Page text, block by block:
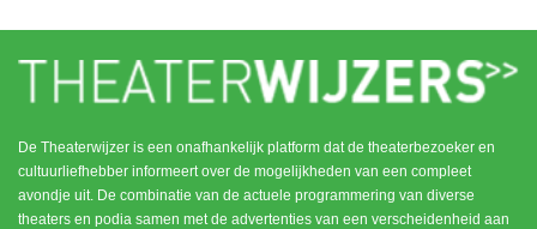
De Theaterwijzer is een onafhankelijk platform dat de theaterbezoeker en
cultuurliefhebber informeert over de mogelijkheden van een compleet
avondje uit. De combinatie van de actuele programmering van diverse
theaters en podia samen met de advertenties van een verscheidenheid aan